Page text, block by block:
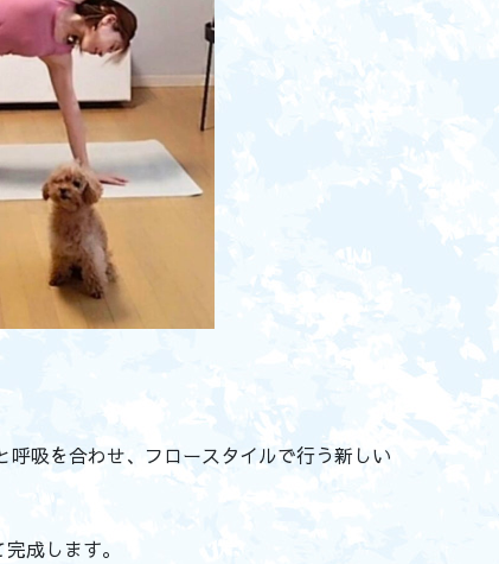
吸を合わせ、フロースタイルで行う新しい
成します。